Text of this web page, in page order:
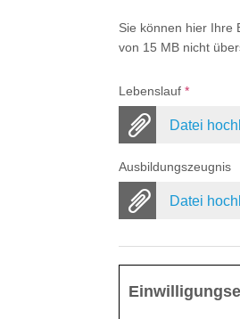
Sie können hier Ihre
von 15 MB nicht
Lebenslauf *
Datei
Ausbildungszeugnis
Datei